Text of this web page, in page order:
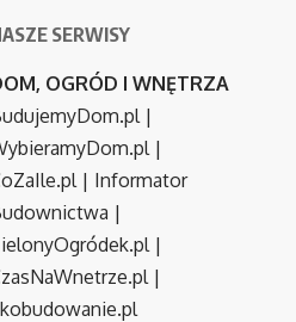
SERWISY
OGRÓD I WNĘTRZA
|
|
| Informator
|
|
|